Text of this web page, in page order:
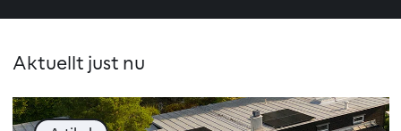
Aktuellt just nu